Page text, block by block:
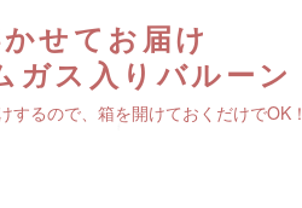
せてお届け
ガス入りバルーン
するので、箱を開けておくだけでOK！